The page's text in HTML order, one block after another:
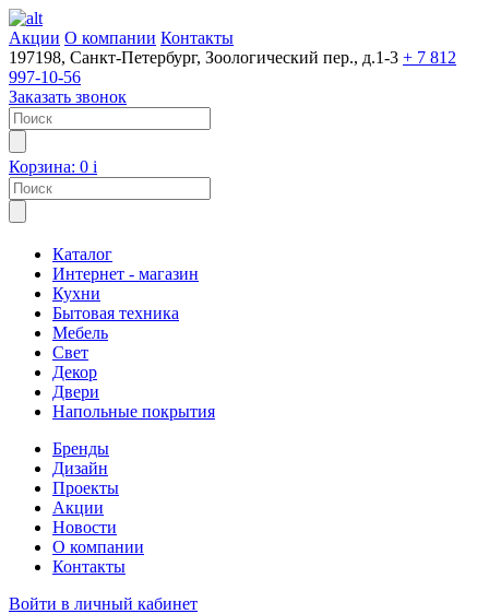
Акции О компании Контакты
197198, Санкт-Петербург, Зоологический пер., д.1-3 + 7 812
997-10-56
Заказать звонок
Корзина: 0 i
Каталог
Интернет - магазин
Кухни
Бытовая техника
Мебель
Свет
Декор
Двери
Напольные покрытия
Бренды
Дизайн
Проекты
Акции
Новости
О компании
Контакты
Войти в личный кабинет